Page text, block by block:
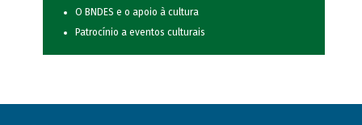
O BNDES e o apoio à cultura
Patrocínio a eventos culturais